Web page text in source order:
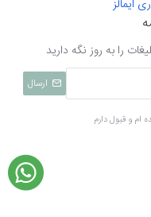
را به روز نگه دارید
ارسال
ام و قبول دارم